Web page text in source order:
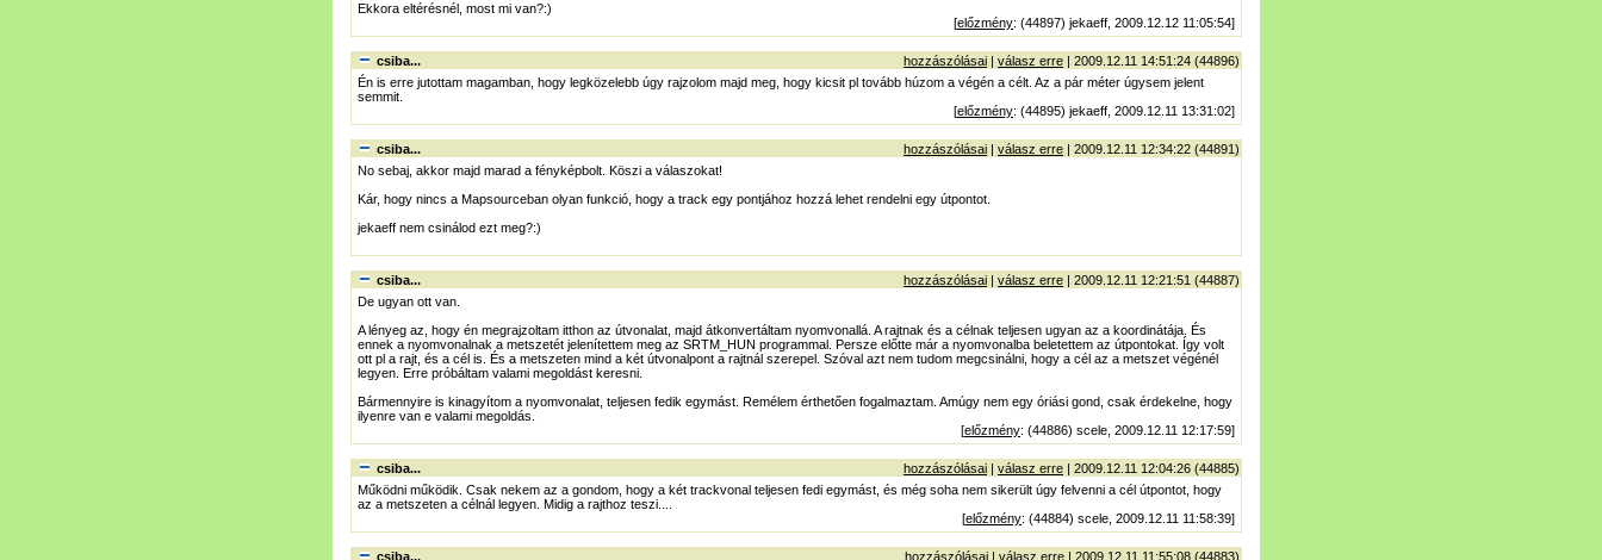
Ekkora eltérésnél, most mi van?:)
[előzmény: (44897) jekaeff, 2009.12.12 11:05:54]
csiba... hozzászólásai | válasz erre | 2009.12.11 14:51:24 (44896)
Én is erre jutottam magamban, hogy legközelebb úgy rajzolom majd meg, hogy kicsit pl tovább húzom a végén a célt. Az a pár méter úgysem jelent
semmit.
[előzmény: (44895) jekaeff, 2009.12.11 13:31:02]
csiba... hozzászólásai | válasz erre | 2009.12.11 12:34:22 (44891)
No sebaj, akkor majd marad a fényképbolt. Köszi a válaszokat!
Kár, hogy nincs a Mapsourceban olyan funkció, hogy a track egy pontjához hozzá lehet rendelni egy útpontot.
jekaeff nem csinálod ezt meg?:)
csiba... hozzászólásai | válasz erre | 2009.12.11 12:21:51 (44887)
De ugyan ott van.
A lényeg az, hogy én megrajzoltam itthon az útvonalat, majd átkonvertáltam nyomvonallá. A rajtnak és a célnak teljesen ugyan az a koordinátája. És
ennek a nyomvonalnak a metszetét jelenítettem meg az SRTM_HUN programmal. Persze előtte már a nyomvonalba beletettem az útpontokat. Így volt
ott pl a rajt, és a cél is. És a metszeten mind a két útvonalpont a rajtnál szerepel. Szóval azt nem tudom megcsinálni, hogy a cél az a metszet végénél
legyen. Erre próbáltam valami megoldást keresni.
Bármennyire is kinagyítom a nyomvonalat, teljesen fedik egymást. Remélem érthetően fogalmaztam. Amúgy nem egy óriási gond, csak érdekelne, hogy
ilyenre van e valami megoldás.
[előzmény: (44886) scele, 2009.12.11 12:17:59]
csiba... hozzászólásai | válasz erre | 2009.12.11 12:04:26 (44885)
Működni működik. Csak nekem az a gondom, hogy a két trackvonal teljesen fedi egymást, és még soha nem sikerült úgy felvenni a cél útpontot, hogy
az a metszeten a célnál legyen. Midig a rajthoz teszi....
[előzmény: (44884) scele, 2009.12.11 11:58:39]
csiba... hozzászólásai | válasz erre | 2009.12.11 11:55:08 (44883)